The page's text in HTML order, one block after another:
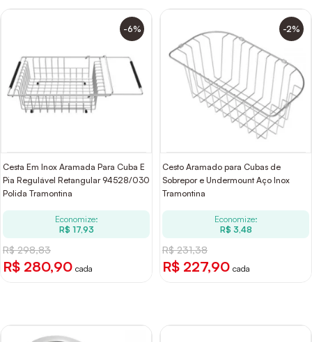
-6%
Cesta Em Inox Aramada Para Cuba E
Pia Regulável Retangular 94528/030
Polida Tramontina
Economize:
R$ 17,93
R$ 298,83
R$ 280,90 cada
-2%
Cesto Aramado para Cubas de
Sobrepor e Undermount Aço Inox
Tramontina
Economize:
R$ 3,48
R$ 231,38
R$ 227,90 cada